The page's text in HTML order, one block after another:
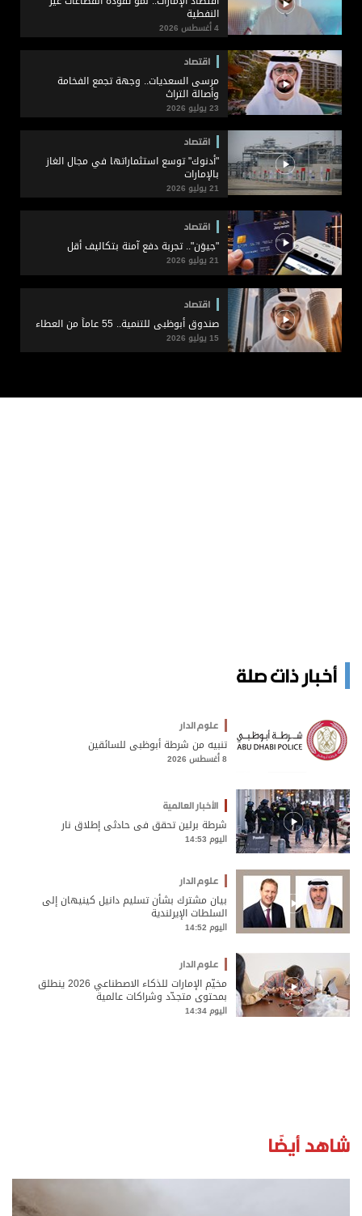
النفطية
4 أغسطس 2026
اقتصاد
مرسى السعديات.. وجهة تجمع الفخامة
وأصالة التراث
23 يوليو 2026
اقتصاد
"أدنوك" توسع استثماراتها في مجال الغاز
بالإمارات
21 يوليو 2026
اقتصاد
"جيوَن".. تجربة دفع آمنة بتكاليف أقل
21 يوليو 2026
اقتصاد
صندوق أبوظبي للتنمية.. 55 عاماً من العطاء
15 يوليو 2026
أخبار ذات صلة
علوم الدار
تنبيه من شرطة أبوظبي للسائقين
8 أغسطس 2026
الأخبار العالمية
شرطة برلين تحقق في حادثي إطلاق نار
اليوم 14:53
علوم الدار
بيان مشترك بشأن تسليم دانيل كينيهان إلى
السلطات الإيرلندية
اليوم 14:52
علوم الدار
مخيّم الإمارات للذكاء الاصطناعي 2026 ينطلق
بمحتوى متجدّد وشراكات عالمية
اليوم 14:34
شاهد أيضًا